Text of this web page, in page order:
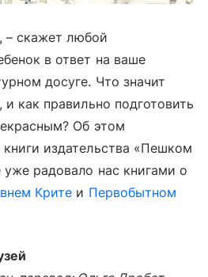
– скажет любой
в ответ на ваше
досуге. Что значит
и как правильно подготовить
Об этом
издательства «Пешком
радовало нас книгами о
Крите и Первобытном